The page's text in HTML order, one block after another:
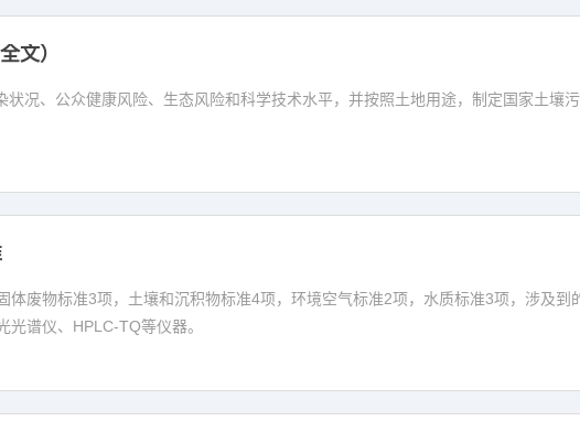
文）
况、公众健康风险、生态风险和科学技术水平，并按照土地用途，制定国家土壤
体废物标准3项，土壤和沉积物标准4项，环境空气标准2项，水质标准3项，涉及到
谱仪、HPLC-TQ等仪器。